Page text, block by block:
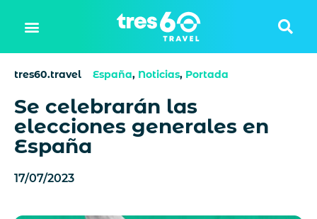
tres60.travel España, Noticias, Portada
Se celebrarán las
elecciones generales en
España
17/07/2023